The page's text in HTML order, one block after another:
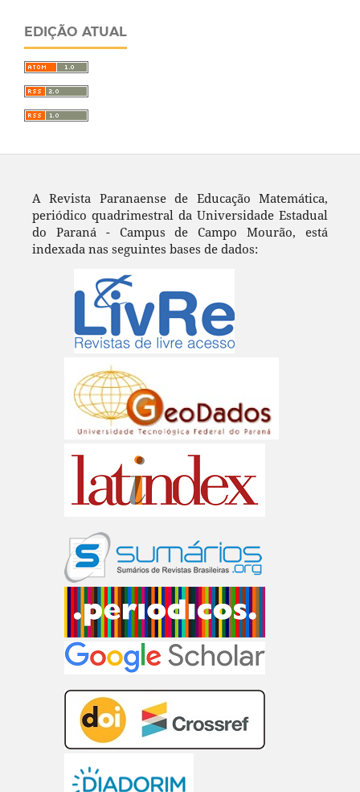
EDIÇÃO ATUAL
A Revista Paranaense de Educação Matemática,
periódico quadrimestral da Universidade Estadual
do Paraná - Campus de Campo Mourão, está
indexada nas seguintes bases de dados: